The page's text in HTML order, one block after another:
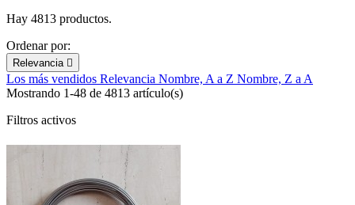
Hay 4813 productos.
Ordenar por:
Relevancia 
Los más vendidos Relevancia Nombre, A a Z Nombre, Z a A
Mostrando 1-48 de 4813 artículo(s)
Filtros activos